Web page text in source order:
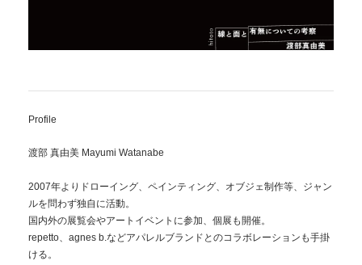
Profile
渡部 真由美 Mayumi Watanabe
2007年よりドローイング、ペインティング、オブジェ制作等、ジャン
ルを問わず独自に活動。
国内外の展覧会やアートイベントに参加、個展も開催。
repetto、agnes b.などアパレルブランドとのコラボレーションも手掛
ける。